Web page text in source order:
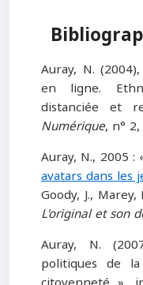
Auray, N.
en ligne.
distanciée et
Numérique, n°
Auray, N., 2005 :
avatars dans les
Goody, J.,
L'original et son
Auray, N.
politiques de